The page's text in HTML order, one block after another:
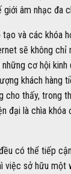
âm nhạc đa
và các khóa
sẽ không chỉ
cơ hội kinh
khách hàng
cho thấy, trong
đại là chìa
có thể tiếp
việc sở hữu một